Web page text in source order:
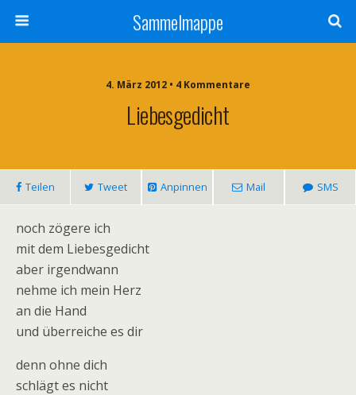
Sammelmappe
4. März 2012 • 4 Kommentare
Liebesgedicht
Teilen Tweet Anpinnen Mail SMS
noch zögere ich
mit dem Liebesgedicht
aber irgendwann
nehme ich mein Herz
an die Hand
und überreiche es dir
denn ohne dich
schlägt es nicht